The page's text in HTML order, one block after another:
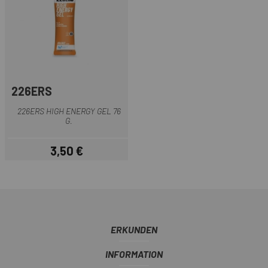
226ERS
226ERS HIGH ENERGY GEL 76
G.
Preis
3,50 €
ERKUNDEN
INFORMATION